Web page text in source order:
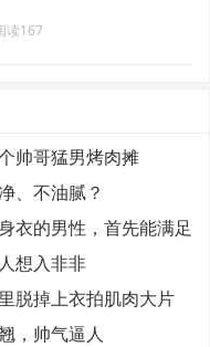
读167
帅哥猛男烤肉摊
、不油腻？
衣的男性，首先能满足
想入非非
脱掉上衣拍肌肉大片
，帅气逼人